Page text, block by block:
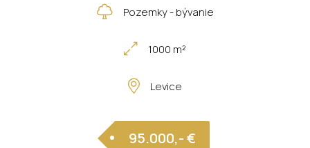
Pozemky - bývanie
1000 m²
Levice
95.000,- €